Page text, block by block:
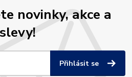
novinky, akce a
slevy!
Přihlásit se